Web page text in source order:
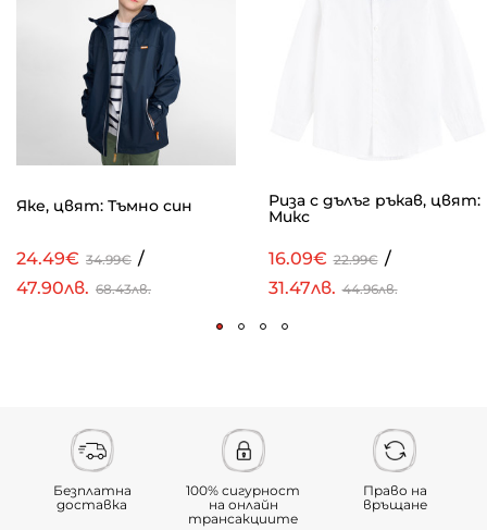
Яке, цвят: Тъмно син
24.49€ 34.99€ /
47.90лв. 68.43лв.
Риза с дълъг ръкав, цвят:
Микс
16.09€ 22.99€ /
31.47лв. 44.96лв.
Безплатна
доставка
100% сигурност
на онлайн
трансакциите
Право на
връщане